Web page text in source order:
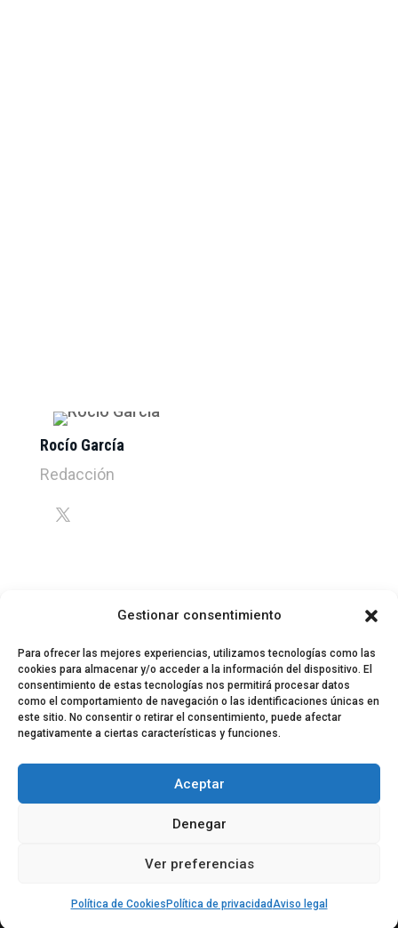
Gestionar consentimiento
Para ofrecer las mejores experiencias, utilizamos tecnologías como las
cookies para almacenar y/o acceder a la información del dispositivo. El
consentimiento de estas tecnologías nos permitirá procesar datos
como el comportamiento de navegación o las identificaciones únicas en
este sitio. No consentir o retirar el consentimiento, puede afectar
negativamente a ciertas características y funciones.
Aceptar
Denegar
Ver preferencias
Política de Cookies Política de privacidadAviso legal
Rocío García
Redacción
Equipo EPDLT Contacto